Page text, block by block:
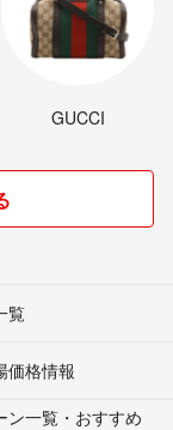
GUCCI
覧
価格情報
ン一覧・おすすめ